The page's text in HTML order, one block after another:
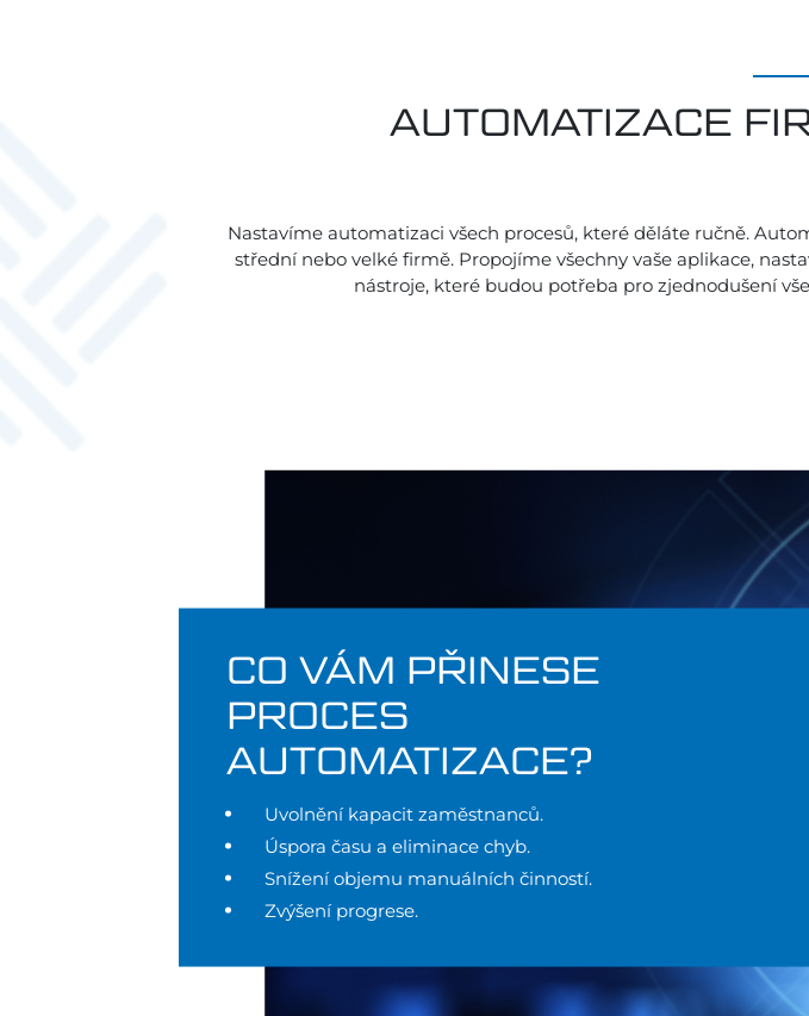
AUTOMATIZACE
Nastavíme automatizaci všech procesů, které děláte ručně.
střední nebo velké firmě. Propojíme všechny vaše aplikace,
nástroje, které budou potřeba pro zjednodušení
CO VÁM PŘINESE
PROCES
AUTOMATIZACE?
Uvolnění kapacit zaměstnanců.
Úspora času a eliminace chyb.
Snížení objemu manuálních činností.
Zvýšení progrese.